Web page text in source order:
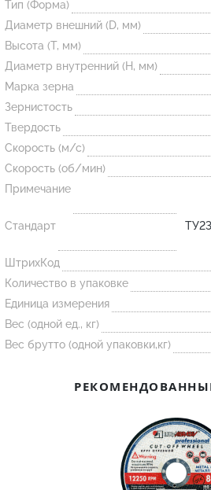
Огнеупорные
изделия
Скачать каталог
Тигель
Муфель
Черпак
Шербер
Трубка
Пробка
Подставка
Лодочка
Контакт
Желоб
Тип (Форма)
Диаметр внешний (D, мм)
Высота (T, мм)
Диаметр внутренний (H, мм)
Марка зерна
Зернистость
Твердость
Скорость (м/с)
Скорость (об/мин)
Примечание
Стандарт
ШтрихКод
Количество в упаковке
Единица измерения
Вес (одной ед., кг)
Вес брутто (одной упаковки,кг)